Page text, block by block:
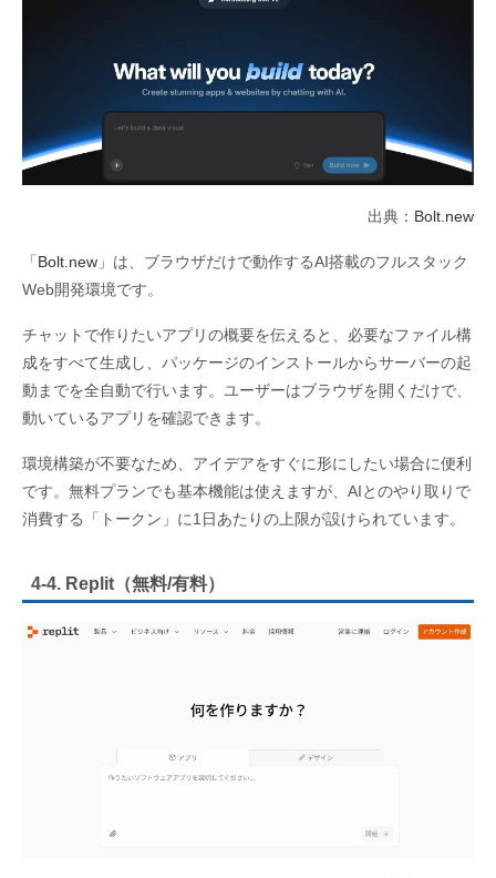
出典： Bolt.new
「 Bolt.new 」は、ブラウザだけで動作するAI搭載のフルスタック
Web開発環境です。
チャットで作りたいアプリの概要を伝えると、必要なファイル構
成をすべて生成し、パッケージのインストールからサーバーの起
動までを全自動で行います。ユーザーはブラウザを開くだけで、
動いているアプリを確認できます。
環境構築が不要なため、アイデアをすぐに形にしたい場合に便利
です。無料プランでも基本機能は使えますが、AIとのやり取りで
消費する「トークン」に1日あたりの上限が設けられています。
4-4. Replit（無料/有料）